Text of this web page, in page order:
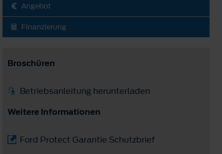
Angebot
Finanzierung
Broschüren
Betriebsanleitung herunterladen
Weitere Informationen
Ford Protect Garantie Schutzbrief